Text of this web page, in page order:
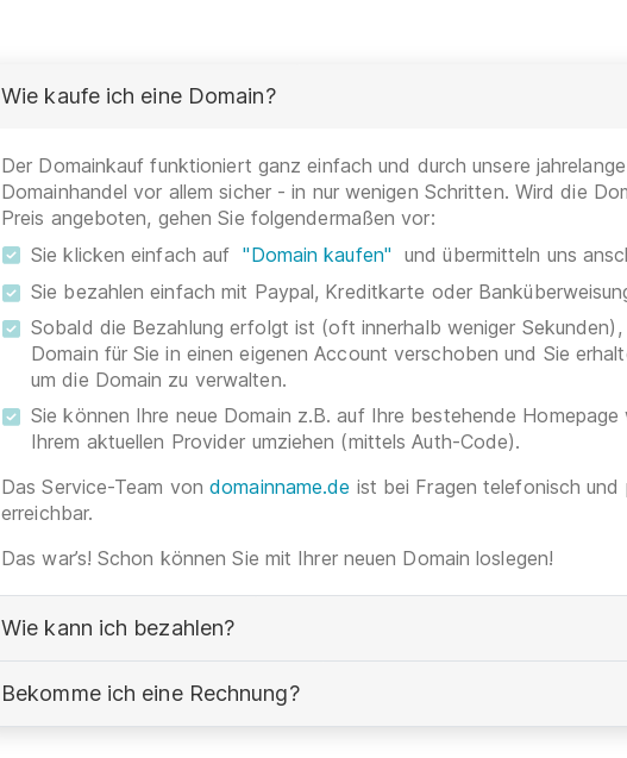
Wie kaufe ich eine Domain?
Der Domainkauf funktioniert ganz einfach und durch unsere
Domainhandel vor allem sicher - in nur wenigen Schritten. Wird die
Preis angeboten, gehen Sie folgendermaßen vor:
Sie klicken einfach auf "Domain kaufen" und übermitteln uns
Sie bezahlen einfach mit Paypal, Kreditkarte oder
Sobald die Bezahlung erfolgt ist (oft innerhalb weniger Sekunden),
Domain für Sie in einen eigenen Account verschoben und Sie
um die Domain zu verwalten.
Sie können Ihre neue Domain z.B. auf Ihre bestehende
Ihrem aktuellen Provider umziehen (mittels Auth-Code).
Das Service-Team vondomainname.de ist bei Fragen telefonisch und
erreichbar.
Das war’s! Schon können Sie mit Ihrer neuen Domain loslegen!
Wie kann ich bezahlen?
Bekomme ich eine Rechnung?